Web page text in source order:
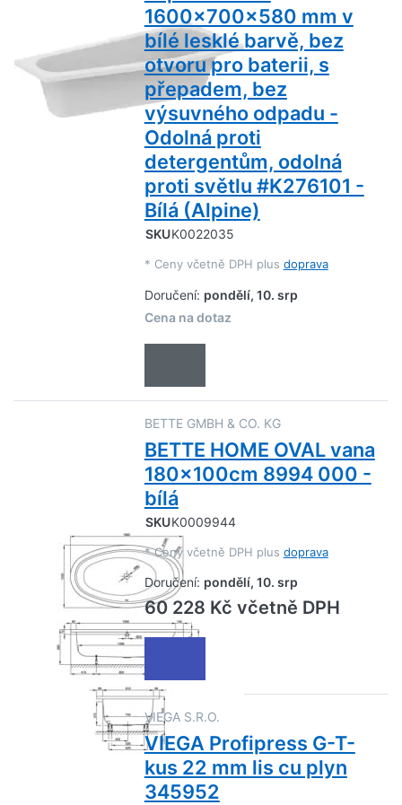
1600x700x580 mm v
bílé lesklé barvě, bez
otvoru pro baterii, s
přepadem, bez
výsuvného odpadu -
Odolná proti
detergentům, odolná
proti světlu #K276101 -
Bílá (Alpine)
SKUK0022035
* Ceny včetně DPH plus doprava
Doručení: pondělí, 10. srp
Cena na dotaz
BETTE GMBH & CO. KG
BETTE HOME OVAL vana
180x100cm 8994 000 -
bílá
SKUK0009944
* Ceny včetně DPH plus doprava
Doručení: pondělí, 10. srp
60 228 Kč včetně DPH
VIEGA S.R.O.
VIEGA Profipress G-T-
kus 22 mm lis cu plyn
345952